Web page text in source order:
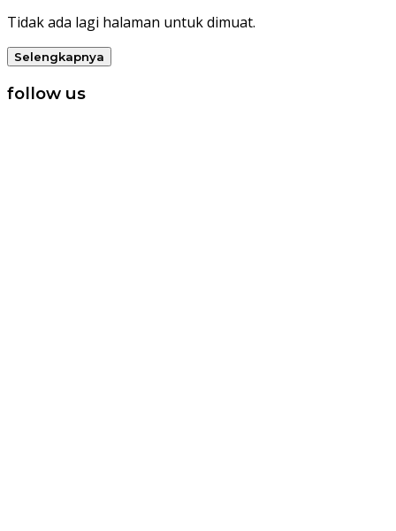
Tidak ada lagi halaman untuk dimuat.
Selengkapnya
follow us